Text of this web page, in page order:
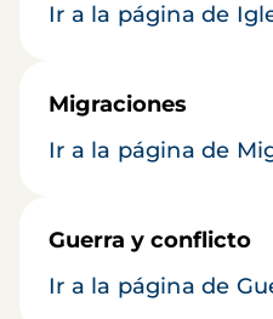
Ir a la página de
Migraciones
Ir a la página de
Guerra y conflicto
Ir a la página de